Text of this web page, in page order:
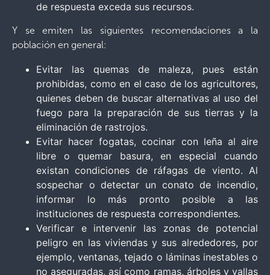
de respuesta exceda sus recursos.
Y se emiten las siguientes recomendaciones a la
población en general:
Evitar las quemas de maleza, pues están
prohibidas, como en el caso de los agricultores,
quienes deben de buscar alternativas al uso del
fuego para la preparación de sus tierras y la
eliminación de rastrojos.
Evitar hacer fogatas, cocinar con leña al aire
libre o quemar basura, en especial cuando
existan condiciones de ráfagas de viento. Al
sospechar o detectar un conato de incendio,
informar lo más pronto posible a las
instituciones de respuesta correspondientes.
Verificar e intervenir las zonas de potencial
peligro en las viviendas y sus alrededores, por
ejemplo, ventanas, tejado o láminas inestables o
no aseguradas, así como ramas, árboles y vallas